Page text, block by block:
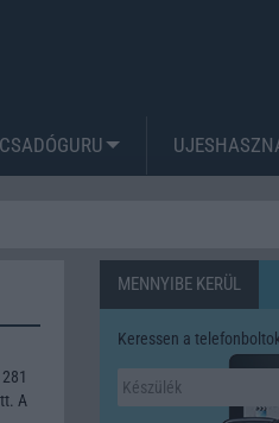
A
MENNYIBE KERÜL
Keressen a